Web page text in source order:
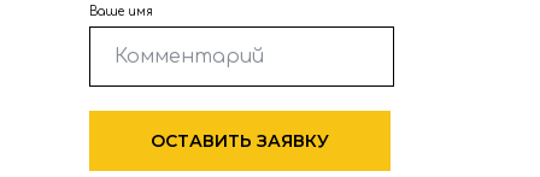
Ваше имя
ОСТАВИТЬ ЗАЯВКУ